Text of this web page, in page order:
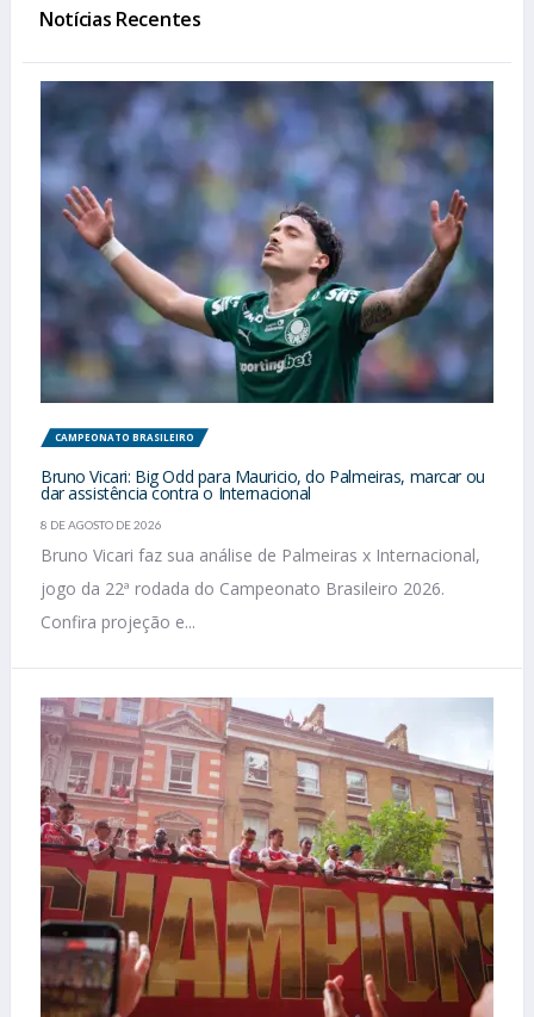
Notícias Recentes
CAMPEONATO BRASILEIRO
Bruno Vicari: Big Odd para Mauricio, do Palmeiras, marcar ou
dar assistência contra o Internacional
8 DE AGOSTO DE 2026
Bruno Vicari faz sua análise de Palmeiras x Internacional,
jogo da 22ª rodada do Campeonato Brasileiro 2026.
Confira projeção e...